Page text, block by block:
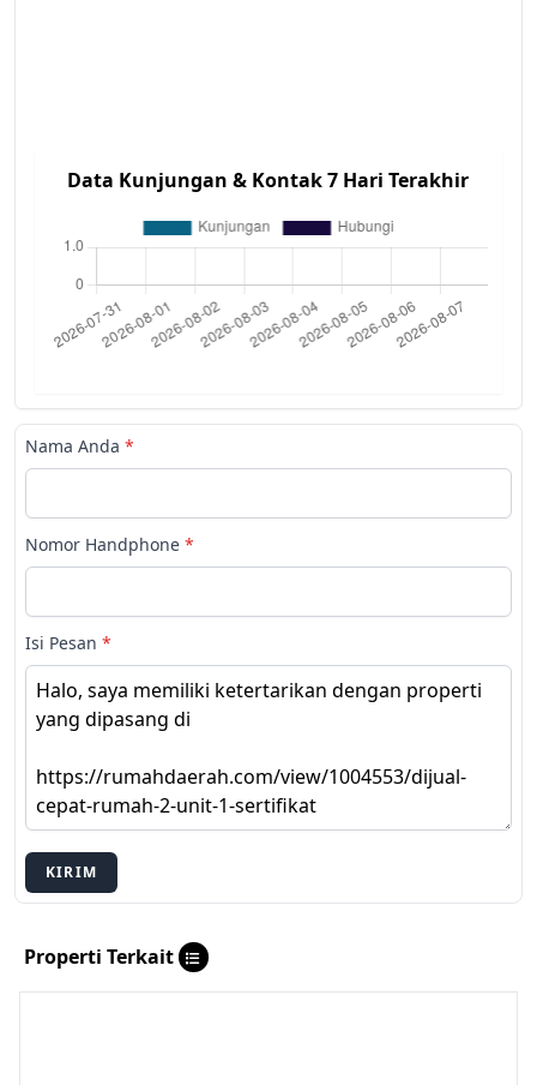
Data Kunjungan & Kontak 7 Hari Terakhir
Nama Anda *
Nomor Handphone *
Isi Pesan *
KIRIM
Properti Terkait